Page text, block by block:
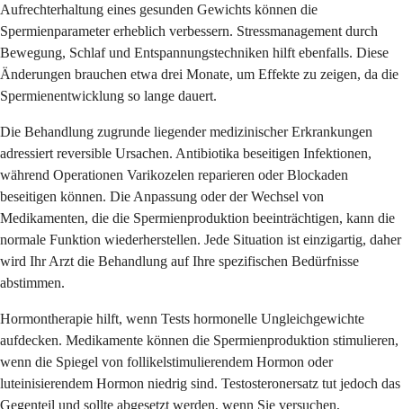
Aufrechterhaltung eines gesunden Gewichts können die
Spermienparameter erheblich verbessern. Stressmanagement durch
Bewegung, Schlaf und Entspannungstechniken hilft ebenfalls. Diese
Änderungen brauchen etwa drei Monate, um Effekte zu zeigen, da die
Spermienentwicklung so lange dauert.
Die Behandlung zugrunde liegender medizinischer Erkrankungen
adressiert reversible Ursachen. Antibiotika beseitigen Infektionen,
während Operationen Varikozelen reparieren oder Blockaden
beseitigen können. Die Anpassung oder der Wechsel von
Medikamenten, die die Spermienproduktion beeinträchtigen, kann die
normale Funktion wiederherstellen. Jede Situation ist einzigartig, daher
wird Ihr Arzt die Behandlung auf Ihre spezifischen Bedürfnisse
abstimmen.
Hormontherapie hilft, wenn Tests hormonelle Ungleichgewichte
aufdecken. Medikamente können die Spermienproduktion stimulieren,
wenn die Spiegel von follikelstimulierendem Hormon oder
luteinisierendem Hormon niedrig sind. Testosteronersatz tut jedoch das
Gegenteil und sollte abgesetzt werden, wenn Sie versuchen,